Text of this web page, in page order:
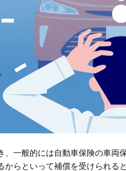
、一般的には自動車保険の車
からといって補償を受けられ